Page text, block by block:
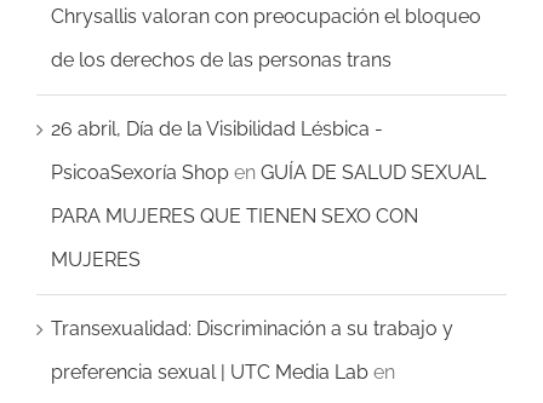
Chrysallis valoran con preocupación el bloqueo
de los derechos de las personas trans
26 abril, Día de la Visibilidad Lésbica -
PsicoaSexoría Shop en GUÍA DE SALUD SEXUAL
PARA MUJERES QUE TIENEN SEXO CON
MUJERES
Transexualidad: Discriminación a su trabajo y
preferencia sexual | UTC Media Lab en